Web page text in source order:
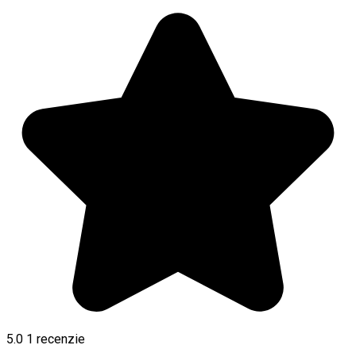
5.0 1 recenzie